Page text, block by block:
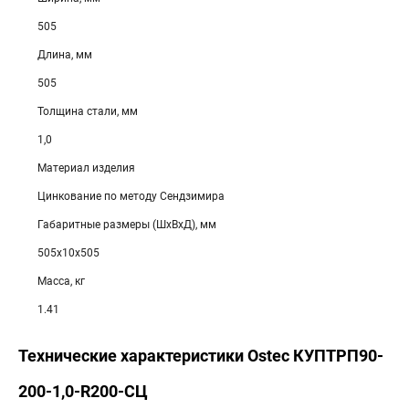
505
Длина, мм
505
Толщина стали, мм
1,0
Материал изделия
Цинкование по методу Сендзимира
Габаритные размеры (ШхВхД), мм
505х10х505
Масса, кг
1.41
Технические характеристики Ostec КУПТРП90-
200-1,0-R200-СЦ